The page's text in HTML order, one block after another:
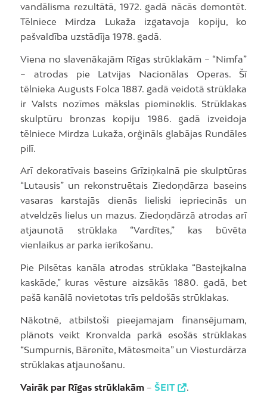
vandālisma rezultātā, 1972. gadā nācās demontēt.
Tēlniece Mirdza Lukaža izgatavoja kopiju, ko
pašvaldība uzstādīja 1978. gadā.
Viena no slavenākajām Rīgas strūklakām – “Nimfa”
– atrodas pie Latvijas Nacionālas Operas. Šī
tēlnieka Augusts Folca 1887. gadā veidotā strūklaka
ir Valsts nozīmes mākslas piemineklis. Strūklakas
skulptūru bronzas kopiju 1986. gadā izveidoja
tēlniece Mirdza Lukaža, orģināls glabājas Rundāles
pilī.
Arī dekoratīvais baseins Grīziņkalnā pie skulptūras
“Lutausis” un rekonstruētais Ziedoņdārza baseins
vasaras karstajās dienās lieliski iepriecinās un
atveldzēs lielus un mazus. Ziedoņdārzā atrodas arī
atjaunotā strūklaka “Vardītes,” kas būvēta
vienlaikus ar parka ierīkošanu.
Pie Pilsētas kanāla atrodas strūklaka “Bastejkalna
kaskāde,” kuras vēsture aizsākās 1880. gadā, bet
pašā kanālā novietotas trīs peldošās strūklakas.
Nākotnē, atbilstoši pieejamajam finansējumam,
plānots veikt Kronvalda parkā esošās strūklakas
“Sumpurnis, Bārenīte, Mātesmeita” un Viesturdārza
strūklakas atjaunošanu.
Vairāk par Rīgas strūklakām– ŠEIT .